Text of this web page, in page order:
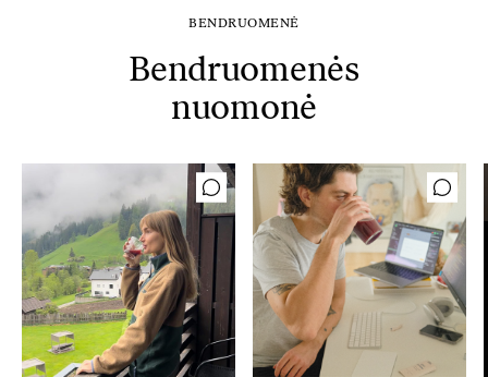
BENDRUOMENĖ
Bendruomenės
nuomonė